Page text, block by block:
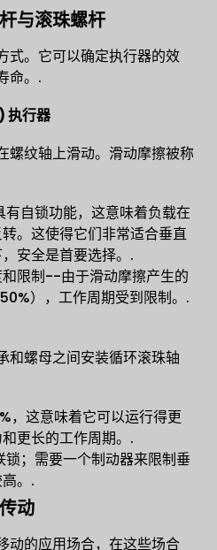
与滚珠螺杆
式。它可以确定执行器的效
命。.
执行器
螺纹轴上滑动。滑动摩擦被称
有自锁功能，这意味着负载在
。这使得它们非常适合垂直
安全是首要选择。.
限制--由于滑动摩擦产生的
），工作周期受到限制。.
和螺母之间安装循环滚珠轴
，这意味着它可以运行得更
更长的工作周期。.
锁；需要一个制动器来限制垂
。.
动
动的应用场合，在这些场合